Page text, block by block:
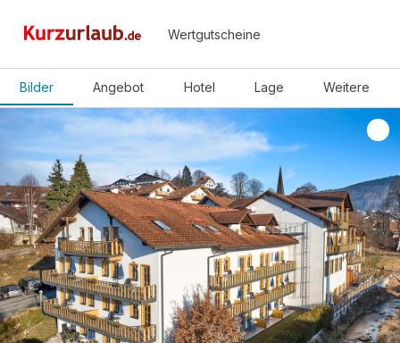
Wertgutscheine
Bilder Angebot Hotel Lage Weitere